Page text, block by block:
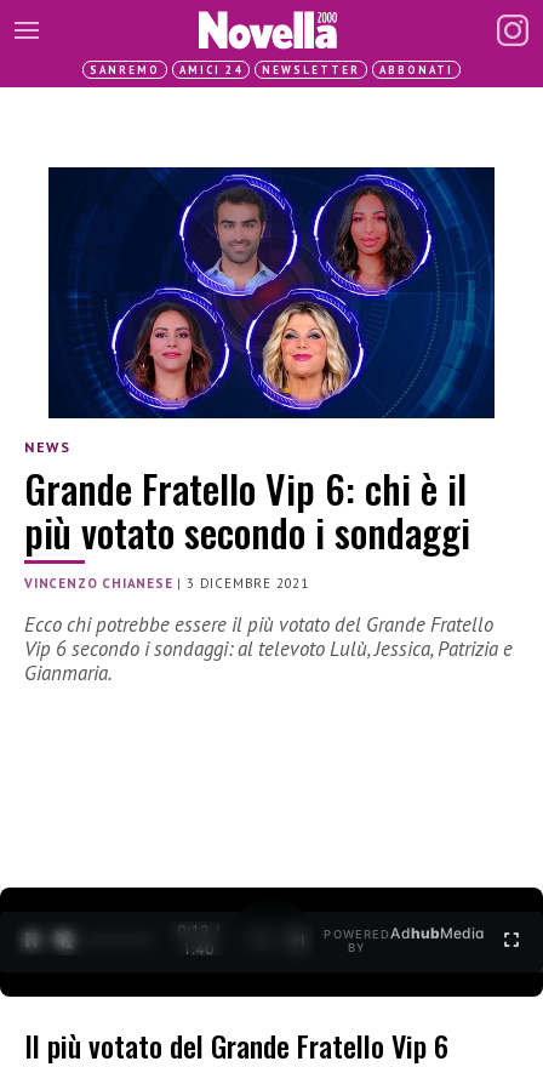
SANREMO AMICI 24 NEWSLETTER ABBONATI
NEWS
Grande Fratello Vip 6: chi è il
più votato secondo i sondaggi
VINCENZO CHIANESE |3 DICEMBRE 2021
Ecco chi potrebbe essere il più votato del Grande Fratello
Vip 6 secondo i sondaggi: al televoto Lulù, Jessica, Patrizia e
Gianmaria.
0:12 /
1:40
POWERED
BY
AdhubMedia
Il più votato del Grande Fratello Vip 6